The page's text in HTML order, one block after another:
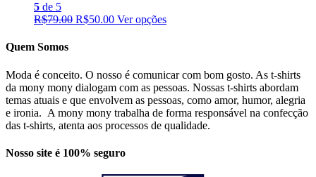
5 de 5
R$79.00 R$50.00 Ver opções
Quem Somos
Moda é conceito. O nosso é comunicar com bom gosto. As t-shirts
da mony mony dialogam com as pessoas. Nossas t-shirts abordam
temas atuais e que envolvem as pessoas, como amor, humor, alegria
e ironia. A mony mony trabalha de forma responsável na confecção
das t-shirts, atenta aos processos de qualidade.
Nosso site é 100% seguro